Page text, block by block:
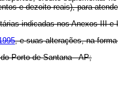
e dezoito reais), para
indicadas nos Anexos III
, e suas alterações, na
Porto de Santana - AP;